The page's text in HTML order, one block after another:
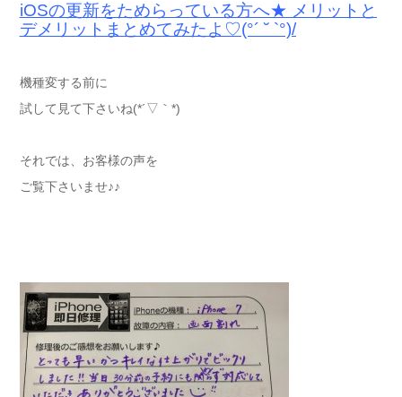
iOSの更新をためらっている方へ★ メリットと
デメリットまとめてみたよ♡(°´ ˘ `°)/
機種変する前に
試して見て下さいね(*´▽｀*)
それでは、お客様の声を
ご覧下さいませ♪♪